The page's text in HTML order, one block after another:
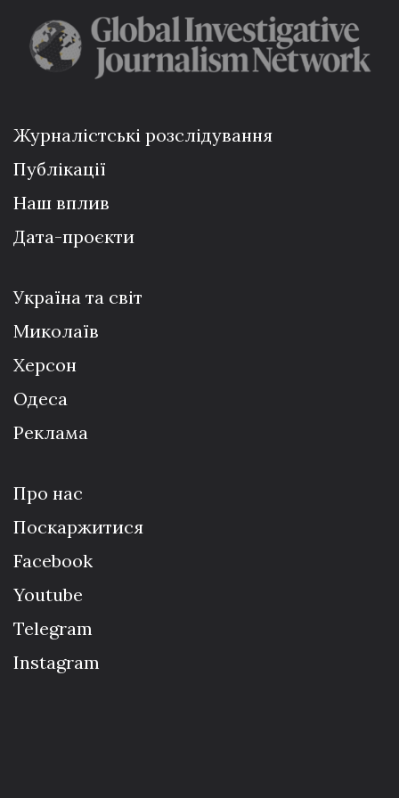
Журналістські розслідування
Публікації
Наш вплив
Дата-проєкти
Україна та світ
Миколаїв
Херсон
Одеса
Реклама
Про нас
Поскаржитися
Facebook
Youtube
Telegram
Instagram